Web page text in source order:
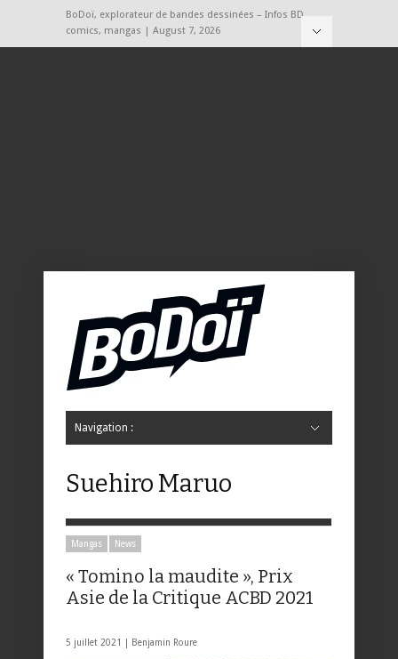
BoDoï, explorateur de bandes dessinées – Infos BD,
comics, mangas | August 7, 2026
Navigation :
Suehiro Maruo
Mangas News
« Tomino la maudite », Prix
Asie de la Critique ACBD 2021
5 juillet 2021 | Benjamin Roure